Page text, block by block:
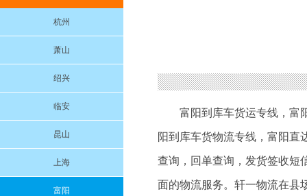
杭州
萧山
绍兴
临安
昆山
上海
富阳
富阳到库车货运专线 ， 富
阳到库车货物流专线 ，富阳
查询，回单查询，发货签收短
面的物流服务。轩一物流在县